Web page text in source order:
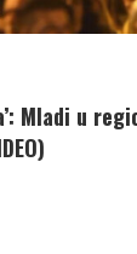
Mladi u